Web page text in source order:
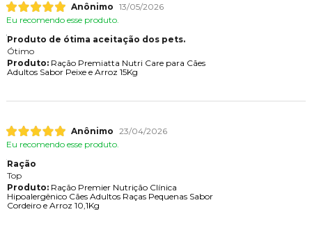
Anônimo 13/05/2026
Eu recomendo esse produto.
Produto de ótima aceitação dos pets.
Ótimo
Produto:Ração Premiatta Nutri Care para Cães
Adultos Sabor Peixe e Arroz 15Kg
Anônimo 23/04/2026
Eu recomendo esse produto.
Ração
Top
Produto:Ração Premier Nutrição Clínica
Hipoalergênico Cães Adultos Raças Pequenas Sabor
Cordeiro e Arroz 10,1Kg